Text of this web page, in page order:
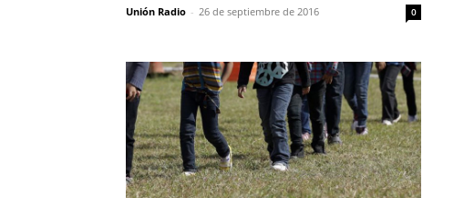
Unión Radio - 26 de septiembre de 2016 0